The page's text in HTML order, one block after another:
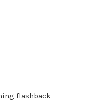
flashback